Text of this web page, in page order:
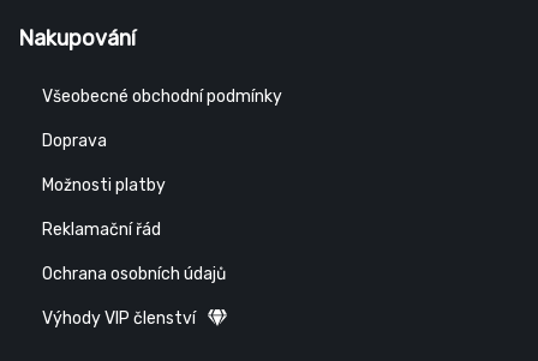
Nakupování
Všeobecné obchodní podmínky
Doprava
Možnosti platby
Reklamační řád
Ochrana osobních údajů
Výhody VIP členství